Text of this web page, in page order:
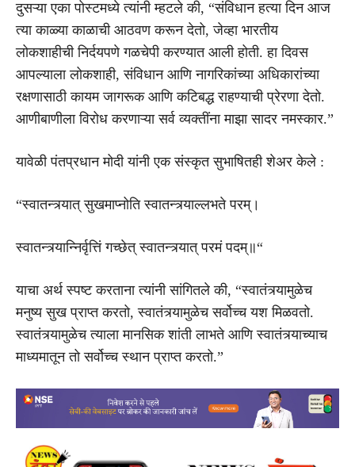
दुसऱ्या एका पोस्टमध्ये त्यांनी म्हटले की, “संविधान हत्या दिन आज
त्या काळ्या काळाची आठवण करून देतो, जेव्हा भारतीय
लोकशाहीची निर्दयपणे गळचेपी करण्यात आली होती. हा दिवस
आपल्याला लोकशाही, संविधान आणि नागरिकांच्या अधिकारांच्या
रक्षणासाठी कायम जागरूक आणि कटिबद्ध राहण्याची प्रेरणा देतो.
आणीबाणीला विरोध करणाऱ्या सर्व व्यक्तींना माझा सादर नमस्कार.”
यावेळी पंतप्रधान मोदी यांनी एक संस्कृत सुभाषितही शेअर केले :
“स्वातन्त्र्यात् सुखमाप्नोति स्वातन्त्र्याल्लभते परम्।
स्वातन्त्र्यान्निर्वृत्तिं गच्छेत् स्वातन्त्र्यात् परमं पदम्॥“
याचा अर्थ स्पष्ट करताना त्यांनी सांगितले की, “स्वातंत्र्यामुळेच
मनुष्य सुख प्राप्त करतो, स्वातंत्र्यामुळेच सर्वोच्च यश मिळवतो.
स्वातंत्र्यामुळेच त्याला मानसिक शांती लाभते आणि स्वातंत्र्याच्याच
माध्यमातून तो सर्वोच्च स्थान प्राप्त करतो.”